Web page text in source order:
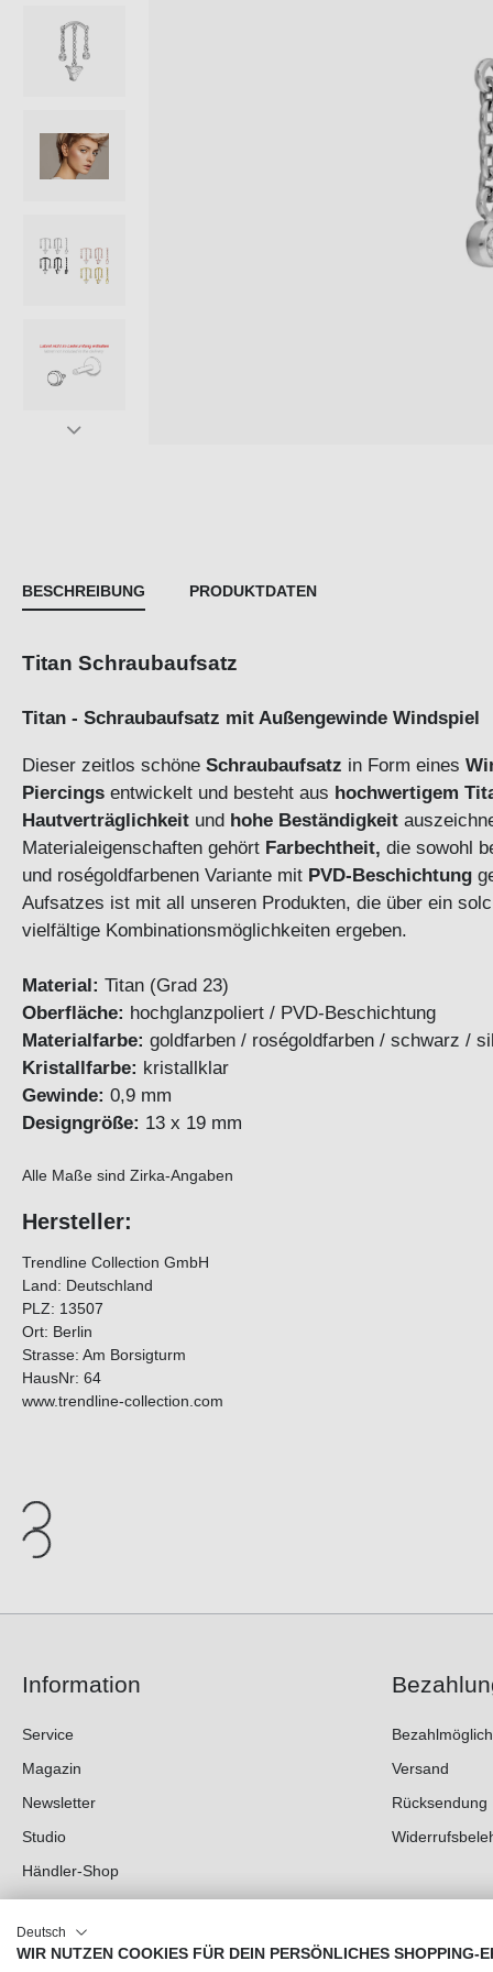
BESCHREIBUNG PRODUKTDATEN
Titan Schraubaufsatz
Titan - Schraubaufsatz mit Außengewinde
Dieser zeitlos schöne Schraubaufsatz in Form eines
Piercings entwickelt und besteht aus hochwertigem
Hautverträglichkeit und hohe Beständigkeit
Materialeigenschaften gehört Farbechtheit, die sowohl
und roségoldfarbenen Variante mit PVD-Beschichtung
Aufsatzes ist mit all unseren Produkten, die über ein
vielfältige Kombinationsmöglichkeiten ergeben.
Material: Titan (Grad 23)
Oberfläche: hochglanzpoliert / PVD-Beschichtung
Materialfarbe: goldfarben / roségoldfarben /
Kristallfarbe: kristallklar
Gewinde: 0,9 mm
Designgröße: 13 x 19 mm
Alle Maße sind Zirka-Angaben
Hersteller:
Trendline Collection GmbH
Land: Deutschland
PLZ: 13507
Ort: Berlin
Strasse: Am Borsigturm
HausNr: 64
www.trendline-collection.com
Information
Service
Magazin
Newsletter
Studio
Händler-Shop
Versand
Rücksendung
Deutsch
WIR NUTZEN COOKIES FÜR DEIN PERSÖNLICHES SHOPPING-